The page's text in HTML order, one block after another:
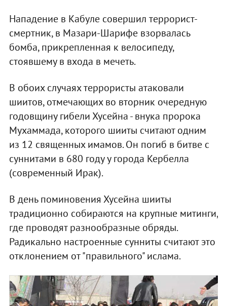
Нападение в Кабуле совершил террорист-
смертник, в Мазари-Шарифе взорвалась
бомба, прикрепленная к велосипеду,
стоявшему в входа в мечеть.
В обоих случаях террористы атаковали
шиитов, отмечающих во вторник очередную
годовщину гибели Хусейна - внука пророка
Мухаммада, которого шииты считают одним
из 12 священных имамов. Он погиб в битве с
суннитами в 680 году у города Кербелла
(современный Ирак).
В день поминовения Хусейна шииты
традиционно собираются на крупные митинги,
где проводят разнообразные обряды.
Радикально настроенные сунниты считают это
отклонением от "правильного" ислама.